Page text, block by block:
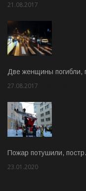
21.08.2017
Две женщины погибли,
27.08.2017
Пожар потушили,
23.01.2020